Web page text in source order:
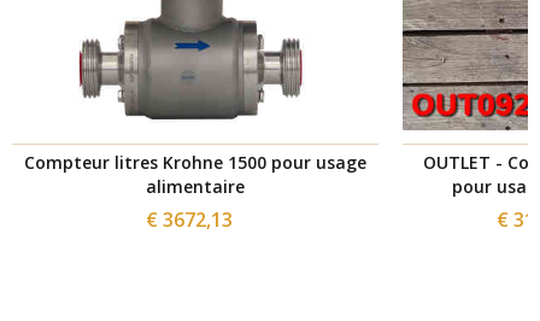
Compteur litres Krohne 1500 pour usage
alimentaire
€ 3672,13
OUTLET -
pour
€